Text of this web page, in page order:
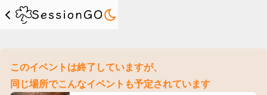
このイベントは終了していますが、
同じ場所でこんなイベントも予定されています